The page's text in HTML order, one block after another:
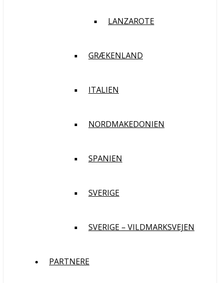
LANZAROTE
GRÆKENLAND
ITALIEN
NORDMAKEDONIEN
SPANIEN
SVERIGE
SVERIGE – VILDMARKSVEJEN
PARTNERE